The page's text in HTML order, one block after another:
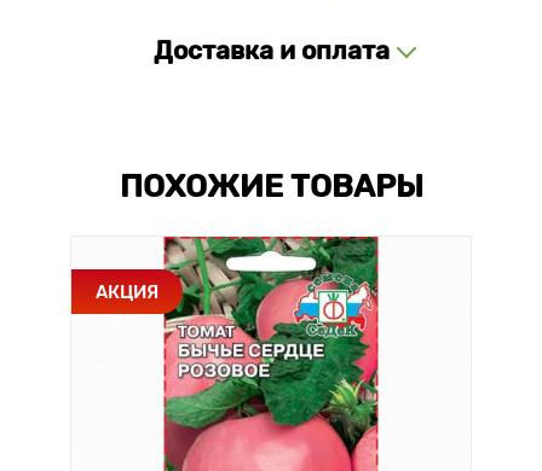
Доставка и оплата
ПОХОЖИЕ ТОВАРЫ
АКЦИЯ